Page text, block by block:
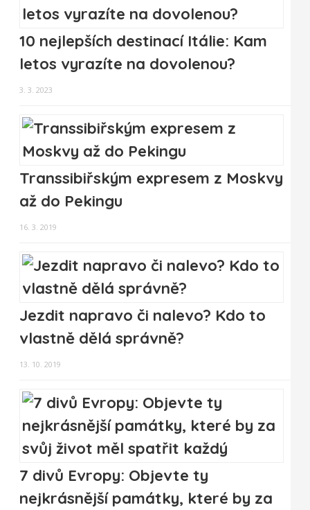
10 nejlepších destinací Itálie: Kam
letos vyrazíte na dovolenou?
3. 3. 2023
Transsibiřským expresem z Moskvy
až do Pekingu
16. 3. 2019
Jezdit napravo či nalevo? Kdo to
vlastně dělá správně?
13. 10. 2019
7 divů Evropy: Objevte ty
nejkrásnější památky, které by za